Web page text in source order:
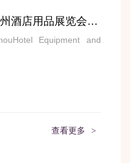
展会速递|第二十九届广州酒店用品展览会精彩大放送
Equipment and
查看更多 >